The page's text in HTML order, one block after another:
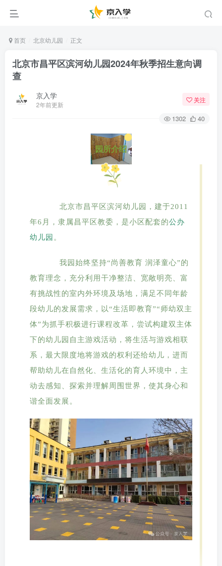
首页 北京幼儿园 正文
北京市昌平区滨河幼儿园2024年秋季招生意向调
查
京入学
2年前更新
关注
1302 40
园所介绍
北京市昌平区滨河幼儿园，建于2011
年6月，隶属昌平区教委，是小区配套的公办
幼儿园 。
我园始终坚持“尚善教育 润泽童心”的
教育理念，充分利用干净整洁、宽敞明亮、富
有挑战性的室内外环境及场地，满足不同年龄
段幼儿的发展需求，以“生活即教育”“师幼双主
体”为抓手积极进行课程改革，尝试构建双主体
下的幼儿园 自主游戏活动，将生活与游戏相联
系，最大限度地将游戏的权利还给幼儿，进而
帮助幼儿在自然化、生活化的育人环境中，主
动去感知、探索并理解周围世界，使其身心和
谐全面发展。